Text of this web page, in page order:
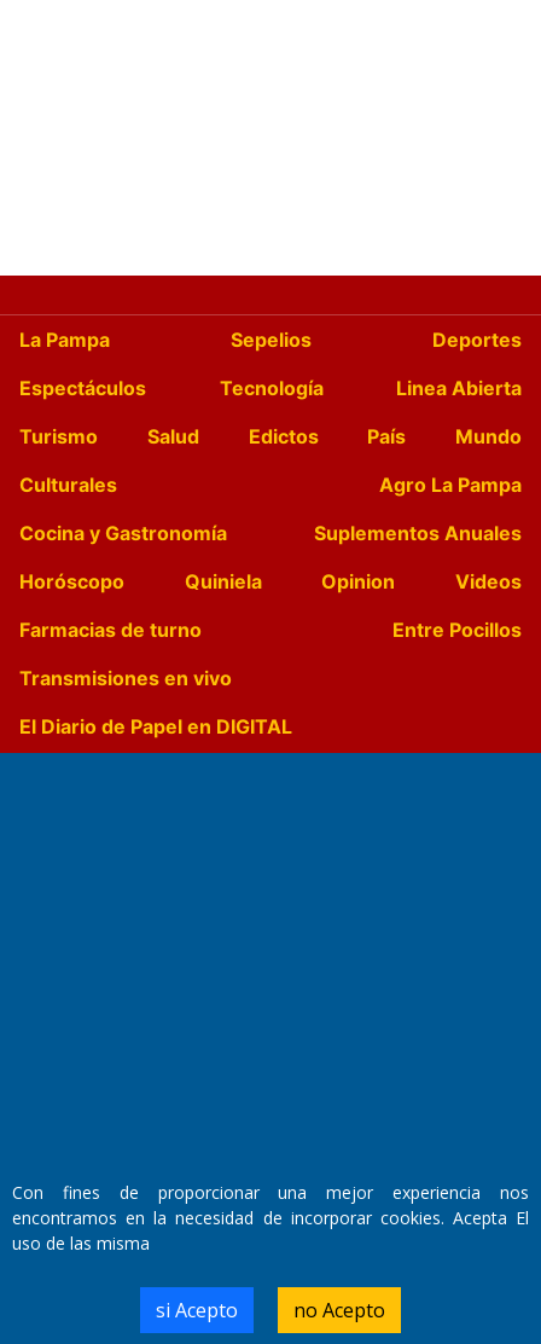
La Pampa Sepelios
Deportes
Espectáculos
Tecnología
Linea Abierta
Turismo
Salud Edictos País
Mundo
Culturales
Agro La Pampa
Cocina y Gastronomía
Suplementos Anuales
Horóscopo
Quiniela Opinion
Videos
Farmacias de turno
Entre Pocillos
Transmisiones en vivo
El Diario de Papel en DIGITAL
Director Periodístico:
Walter René Goñi
Domicilio Legal: José Ingenieros 855,
Santa Rosa, La Pampa.
Número de Registro DNDA:
Con fines de proporcionar una mejor experiencia nos
encontramos en la necesidad de incorporar cookies. Acepta El
uso de las misma
si Acepto no Acepto